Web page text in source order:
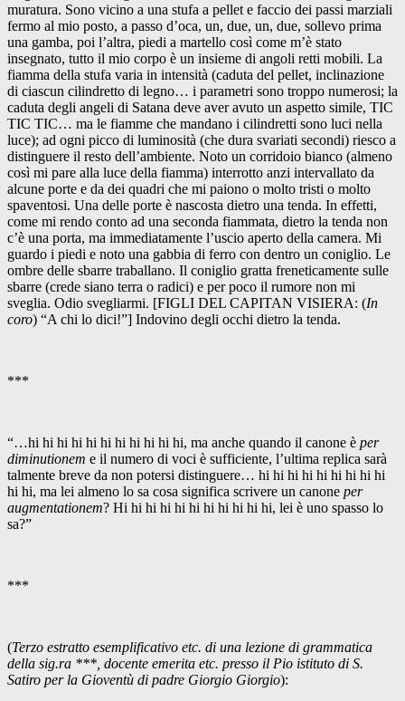
muratura. Sono vicino a una stufa a pellet e faccio dei passi marziali
fermo al mio posto, a passo d’oca, un, due, un, due, sollevo prima
una gamba, poi l’altra, piedi a martello così come m’è stato
insegnato, tutto il mio corpo è un insieme di angoli retti mobili. La
fiamma della stufa varia in intensità (caduta del pellet, inclinazione
di ciascun cilindretto di legno… i parametri sono troppo numerosi; la
caduta degli angeli di Satana deve aver avuto un aspetto simile, TIC
TIC TIC… ma le fiamme che mandano i cilindretti sono luci nella
luce); ad ogni picco di luminosità (che dura svariati secondi) riesco a
distinguere il resto dell’ambiente. Noto un corridoio bianco (almeno
così mi pare alla luce della fiamma) interrotto anzi intervallato da
alcune porte e da dei quadri che mi paiono o molto tristi o molto
spaventosi. Una delle porte è nascosta dietro una tenda. In effetti,
come mi rendo conto ad una seconda fiammata, dietro la tenda non
c’è una porta, ma immediatamente l’uscio aperto della camera. Mi
guardo i piedi e noto una gabbia di ferro con dentro un coniglio. Le
ombre delle sbarre traballano. Il coniglio gratta freneticamente sulle
sbarre (crede siano terra o radici) e per poco il rumore non mi
sveglia. Odio svegliarmi. [FIGLI DEL CAPITAN VISIERA: (In
coro) “A chi lo dici!”] Indovino degli occhi dietro la tenda.
***
“…hi hi hi hi hi hi hi hi hi hi hi, ma anche quando il canone è per
diminutionem e il numero di voci è sufficiente, l’ultima replica sarà
talmente breve da non potersi distinguere… hi hi hi hi hi hi hi hi hi
hi hi, ma lei almeno lo sa cosa significa scrivere un canone per
augmentationem? Hi hi hi hi hi hi hi hi hi hi hi, lei è uno spasso lo
sa?”
***
(Terzo estratto esemplificativo etc. di una lezione di grammatica
della sig.ra ***, docente emerita etc. presso il Pio istituto di S.
Satiro per la Gioventù di padre Giorgio Giorgio):